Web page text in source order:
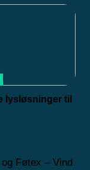
lysløsninger til
Føtex – Vind